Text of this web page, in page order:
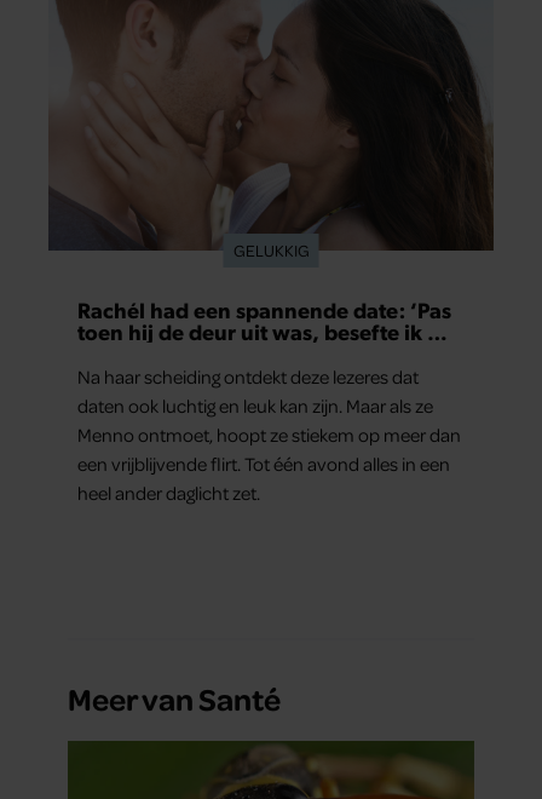
GELUKKIG
Rachél had een spannende date: ‘Pas
toen hij de deur uit was, besefte ik wat
Na haar scheiding ontdekt deze lezeres dat
daten ook luchtig en leuk kan zijn. Maar als ze
Menno ontmoet, hoopt ze stiekem op meer dan
een vrijblijvende flirt. Tot één avond alles in een
heel ander daglicht zet.
Meer van Santé